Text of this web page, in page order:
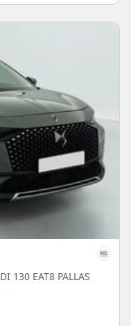
130 EAT8 PALLAS